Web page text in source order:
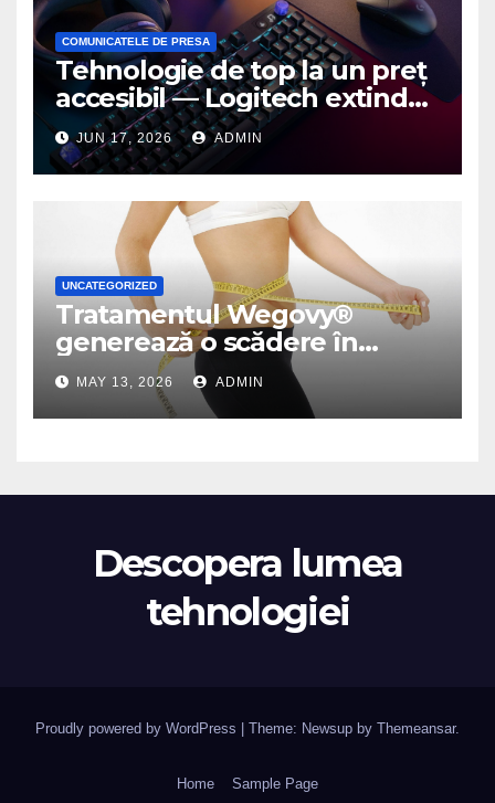
COMUNICATELE DE PRESA
Tehnologie de top la un preț
accesibil — Logitech extinde
seria G3 cu un nou mouse și
o nouă tastatură pentru
gaming pe PC
JUN 17, 2026 ADMIN
UNCATEGORIZED
Tratamentul Wegovy®
generează o scădere în
greutate de până la 22,6% la
femei în perioada
menopauzei și reduce la
MAY 13, 2026 ADMIN
Descopera lumea
tehnologiei
Proudly powered by WordPress Theme: Newsup by Themeansar.
Home Sample Page